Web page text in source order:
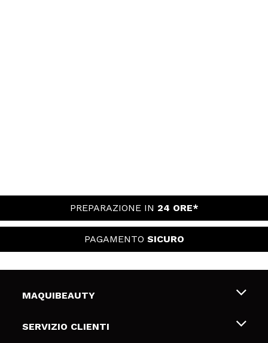
PREPARAZIONE IN 24 ORE*
PAGAMENTO SICURO
MAQUIBEAUTY
Chi siamo
SERVIZIO CLIENTI